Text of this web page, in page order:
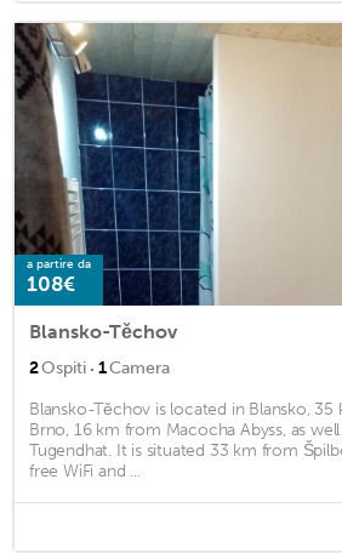
a partire da
108€
Blansko-Těchov
2Ospiti · 1Camera
Blansko-Těchov is located in Blansko, 35
Brno, 16 km from Macocha Abyss, as
Tugendhat. It is situated 33 km from
free WiFi and ...